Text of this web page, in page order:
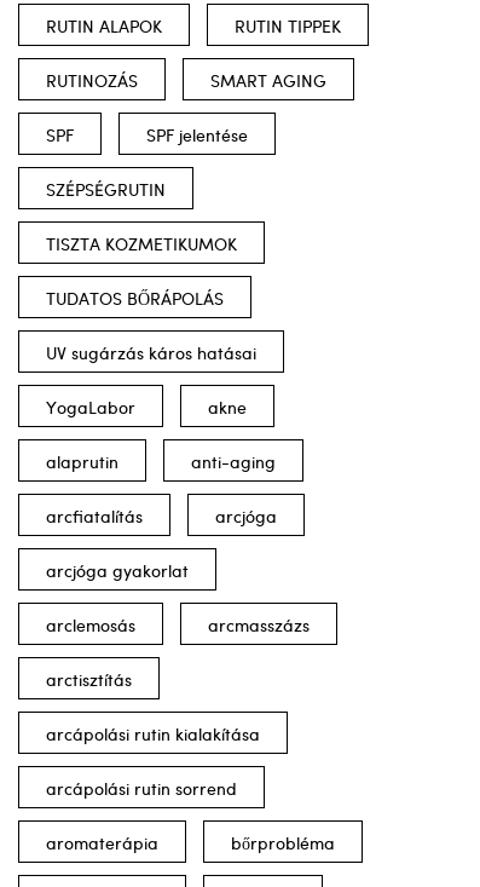
RUTIN ALAPOK RUTIN TIPPEK
RUTINOZÁS SMART AGING
SPF SPF jelentése
SZÉPSÉGRUTIN
TISZTA KOZMETIKUMOK
TUDATOS BŐRÁPOLÁS
UV sugárzás káros hatásai
YogaLabor akne
alaprutin anti-aging
arcfiatalítás arcjóga
arcjóga gyakorlat
arclemosás arcmasszázs
arctisztítás
arcápolási rutin kialakítása
arcápolási rutin sorrend
aromaterápia bőrprobléma